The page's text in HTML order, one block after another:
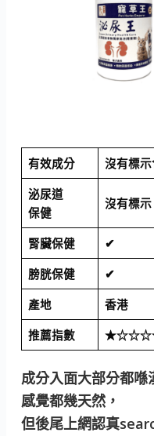
有效成分
沒有標
泌尿道
保健
沒有標示
腎臟保健 ✔
膀胱保健
✔
產地
香港
推薦指數
成分入面大部分都喺
感覺都幾天然，
但後尾上網認真